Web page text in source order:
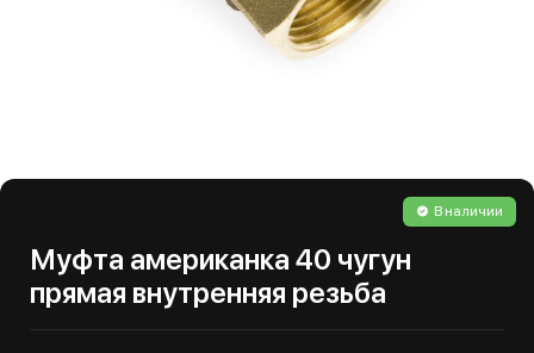
В наличии
Муфта американка 40 чугун
прямая внутренняя резьба